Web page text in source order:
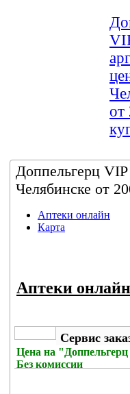
от
Доппельгерц
Челябинске от
Аптеки онлайн
Карта
Аптеки онлайн
Сервис
Цена на
Без комиссии